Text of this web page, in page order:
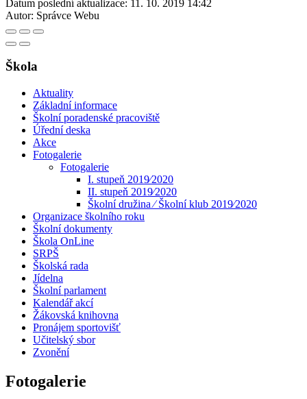
Datum poslední aktualizace: 11. 10. 2019 14:42
Autor: Správce Webu
Škola
Aktuality
Základní informace
Školní poradenské pracoviště
Úřední deska
Akce
Fotogalerie
Fotogalerie
I. stupeň 2019⁄2020
II. stupeň 2019⁄2020
Školní družina ⁄ Školní klub 2019⁄2020
Organizace školního roku
Školní dokumenty
Škola OnLine
SRPŠ
Školská rada
Jídelna
Školní parlament
Kalendář akcí
Žákovská knihovna
Pronájem sportovišť
Učitelský sbor
Zvonění
Fotogalerie